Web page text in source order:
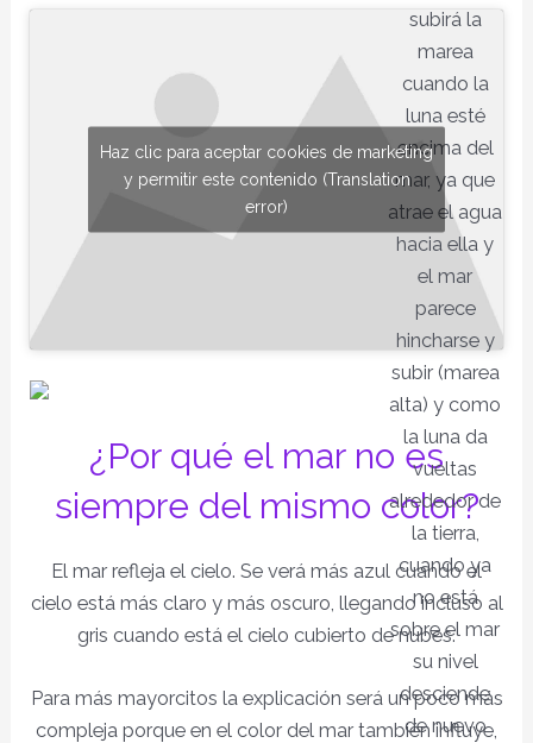
subirá la
marea
cuando la
luna esté
encima del
mar, ya que
atrae el agua
hacia ella y
el mar
parece
hincharse y
subir (marea
alta) y como
la luna da
vueltas
alrededor de
la tierra,
cuando ya
no está
sobre el mar
su nivel
desciende
de nuevo
Haz clic para aceptar cookies de marketing
y permitir este contenido (Translation
error)
¿Por qué el mar no es
siempre del mismo color?
El mar refleja el cielo. Se verá más azul cuando el
cielo está más claro y más oscuro, llegando incluso al
gris cuando está el cielo cubierto de nubes.
Para más mayorcitos la explicación será un poco más
compleja porque en el color del mar también influye,